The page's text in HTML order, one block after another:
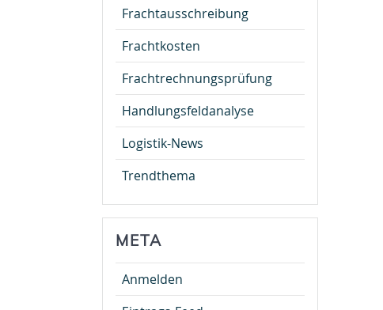
Frachtausschreibung
Frachtkosten
Frachtrechnungsprüfung
Handlungsfeldanalyse
Logistik-News
Trendthema
META
Anmelden